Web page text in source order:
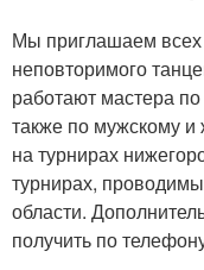
Мы приглашаем
неповторимого
работают мастера
также по мужскому
на турнирах
турнирах,
области.
получить по